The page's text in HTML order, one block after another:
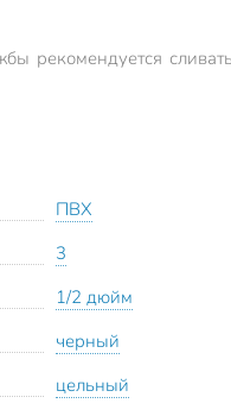
рекомендуется
ПВХ
3
1/2 дюйм
черный
цельный